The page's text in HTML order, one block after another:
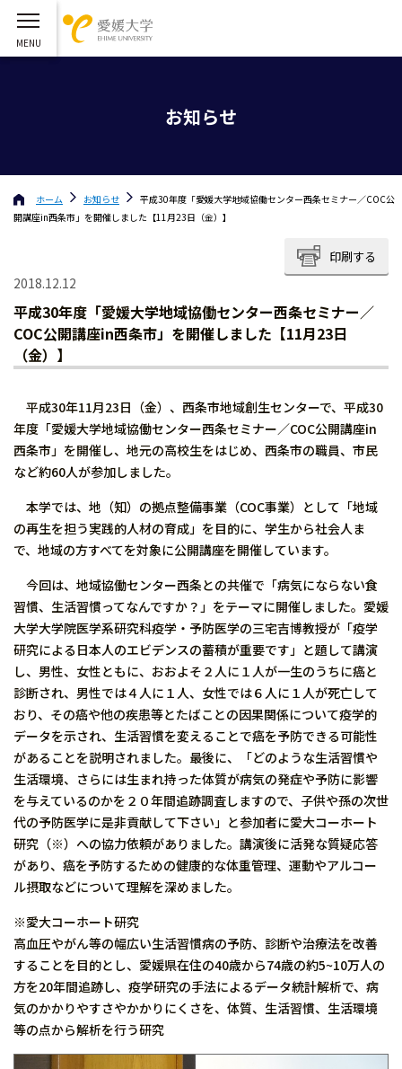
お知らせ
ホーム お知らせ
平成30年度「愛媛大学地域協働センター西条セミナー／COC公
開講座in西条市」を開催しました【11月23日（金）】
印刷する
2018.12.12
平成30年度「愛媛大学地域協働センター西条セミナー／
COC公開講座in西条市」を開催しました【11月23日
（金）】
平成30年11月23日（金）、西条市地域創生センターで、平成30
年度「愛媛大学地域協働センター西条セミナー／COC公開講座in
西条市」を開催し、地元の高校生をはじめ、西条市の職員、市民
など約60人が参加しました。
本学では、地（知）の拠点整備事業（COC事業）として「地域
の再生を担う実践的人材の育成」を目的に、学生から社会人ま
で、地域の方すべてを対象に公開講座を開催しています。
今回は、地域協働センター西条との共催で「病気にならない食
習慣、生活習慣ってなんですか？」をテーマに開催しました。愛媛
大学大学院医学系研究科疫学・予防医学の三宅吉博教授が「疫学
研究による日本人のエビデンスの蓄積が重要です」と題して講演
し、男性、女性ともに、おおよそ２人に１人が一生のうちに癌と
診断され、男性では４人に１人、女性では６人に１人が死亡して
おり、その癌や他の疾患等とたばことの因果関係について疫学的
データを示され、生活習慣を変えることで癌を予防できる可能性
があることを説明されました。最後に、「どのような生活習慣や
生活環境、さらには生まれ持った体質が病気の発症や予防に影響
を与えているのかを２０年間追跡調査しますので、子供や孫の次世
代の予防医学に是非貢献して下さい」と参加者に愛大コーホート
研究（※）への協力依頼がありました。講演後に活発な質疑応答
があり、癌を予防するための健康的な体重管理、運動やアルコー
ル摂取などについて理解を深めました。
※愛大コーホート研究
高血圧やがん等の幅広い生活習慣病の予防、診断や治療法を改善
することを目的とし、愛媛県在住の40歳から74歳の約5~10万人の
方を20年間追跡し、疫学研究の手法によるデータ統計解析で、病
気のかかりやすさやかかりにくさを、体質、生活習慣、生活環境
等の点から解析を行う研究